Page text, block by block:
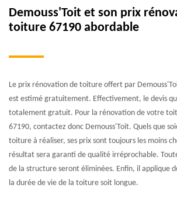
Demouss'Toit et son prix
toiture 67190 abordable
Le prix rénovation de toiture offert par
est estimé gratuitement. Effectivement, le devis
totalement gratuit. Pour la rénovation de votre
67190, contactez donc Demouss'Toit. Quels que
toiture à réaliser, ses prix sont toujours les moins
résultat sera garanti de qualité irréprochable.
de la structure seront éliminées. Enfin, il applique
la durée de vie de la toiture soit longue.